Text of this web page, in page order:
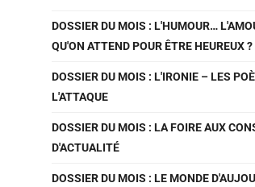
DOSSIER DU MOIS : L'HUMOUR…
QU'ON ATTEND POUR ÊTRE HEUREUX ?
DOSSIER DU MOIS : L'IRONIE – LES
L'ATTAQUE
DOSSIER DU MOIS : LA FOIRE AUX
D'ACTUALITÉ
DOSSIER DU MOIS : LE MONDE